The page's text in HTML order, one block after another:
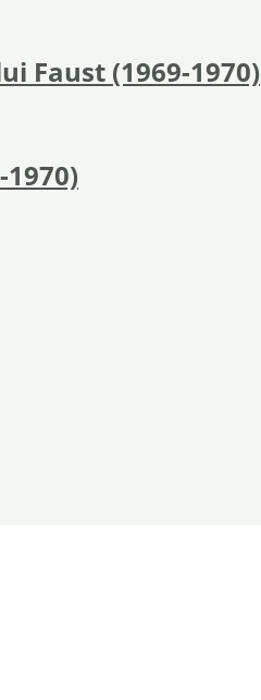
Faust (1969-1970)